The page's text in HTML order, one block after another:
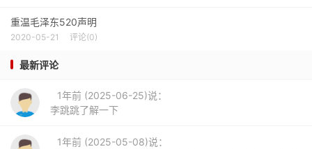
重温毛泽东520声明
2020-05-21 评论(0)
最新评论
1年前 (2025-06-25)说：
李跳跳了解一下
1年前 (2025-05-08)说：